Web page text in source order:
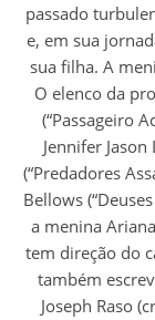
passado
e, em sua
sua filha. A
O elenco da
(“Passageiro
Jennifer
(“Predadores
Bellows
a menina
tem direção do
também
Joseph Raso